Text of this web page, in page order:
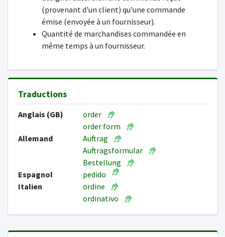
(provenant d'un client) qu'une commande
émise (envoyée à un fournisseur).
Quantité de marchandises commandée en
même temps à un fournisseur.
Traductions
Anglais (GB)
order
order form
Allemand
Auftrag
Auftragsformular
Bestellung
Espagnol
pedido
Italien
ordine
ordinativo